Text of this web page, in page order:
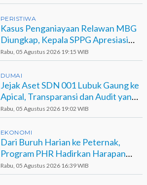
PERISTIWA
Kasus Penganiayaan Relawan MBG
Diungkap, Kepala SPPG Apresiasi
Kinerja Polisi
Rabu, 05 Agustus 2026 19:15 WIB
DUMAI
Jejak Aset SDN 001 Lubuk Gaung ke
Apical, Transparansi dan Audit yang
Belum Terjawab
Rabu, 05 Agustus 2026 19:02 WIB
EKONOMI
Dari Buruh Harian ke Peternak,
Program PHR Hadirkan Harapan
Baru bagi Suku Sakai
Rabu, 05 Agustus 2026 16:39 WIB